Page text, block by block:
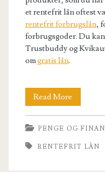
et rentefrit lån oftest
rentefrit forbrugslån,
forbrugsgoder. Du
Trustbuddy og
omgratis lån.
Read More
lån
PENGE OG
RENTEFRIT LÅN